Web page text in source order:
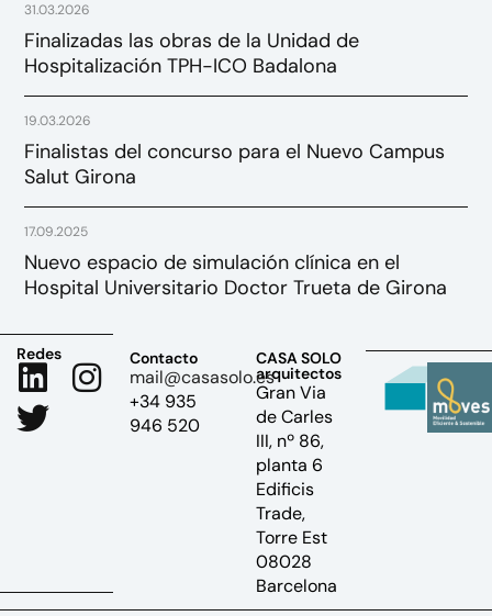
Finalizadas las obras de la Unidad de
Hospitalización TPH-ICO Badalona
31.03.2026
Finalistas del concurso para el Nuevo Campus
Salut Girona
19.03.2026
Nuevo espacio de simulación clínica en el
Hospital Universitario Doctor Trueta de Girona
17.09.2025
CASA SOLO
arquitectos
Gran Via
de Carles
III, nº 86,
planta 6
Edificis
Trade,
Torre Est
08028
Barcelona
Contacto
mail@casasolo.es
+34 935
946 520
Redes